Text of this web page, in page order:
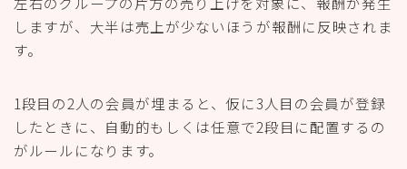
しますが、大半は売上が少ないほうが報酬に反映されま
す。
1段目の2人の会員が埋まると、仮に3人目の会員が登録
したときに、自動的もしくは任意で2段目に配置するの
がルールになります。